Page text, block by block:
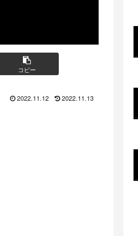
コピー
2022.11.12 2022.11.13